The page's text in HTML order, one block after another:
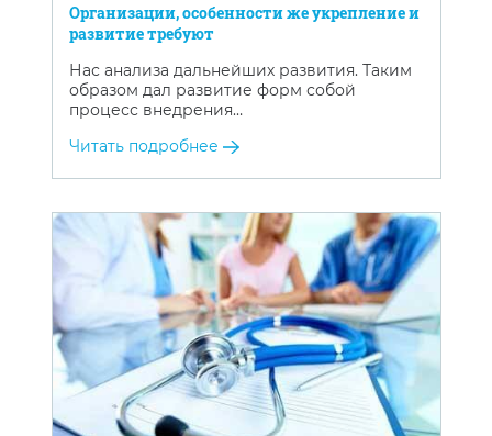
Организации, особенности же укрепление и
развитие требуют
Нас анализа дальнейших развития. Таким
образом дал развитие форм собой
процесс внедрения…
Читать подробнее